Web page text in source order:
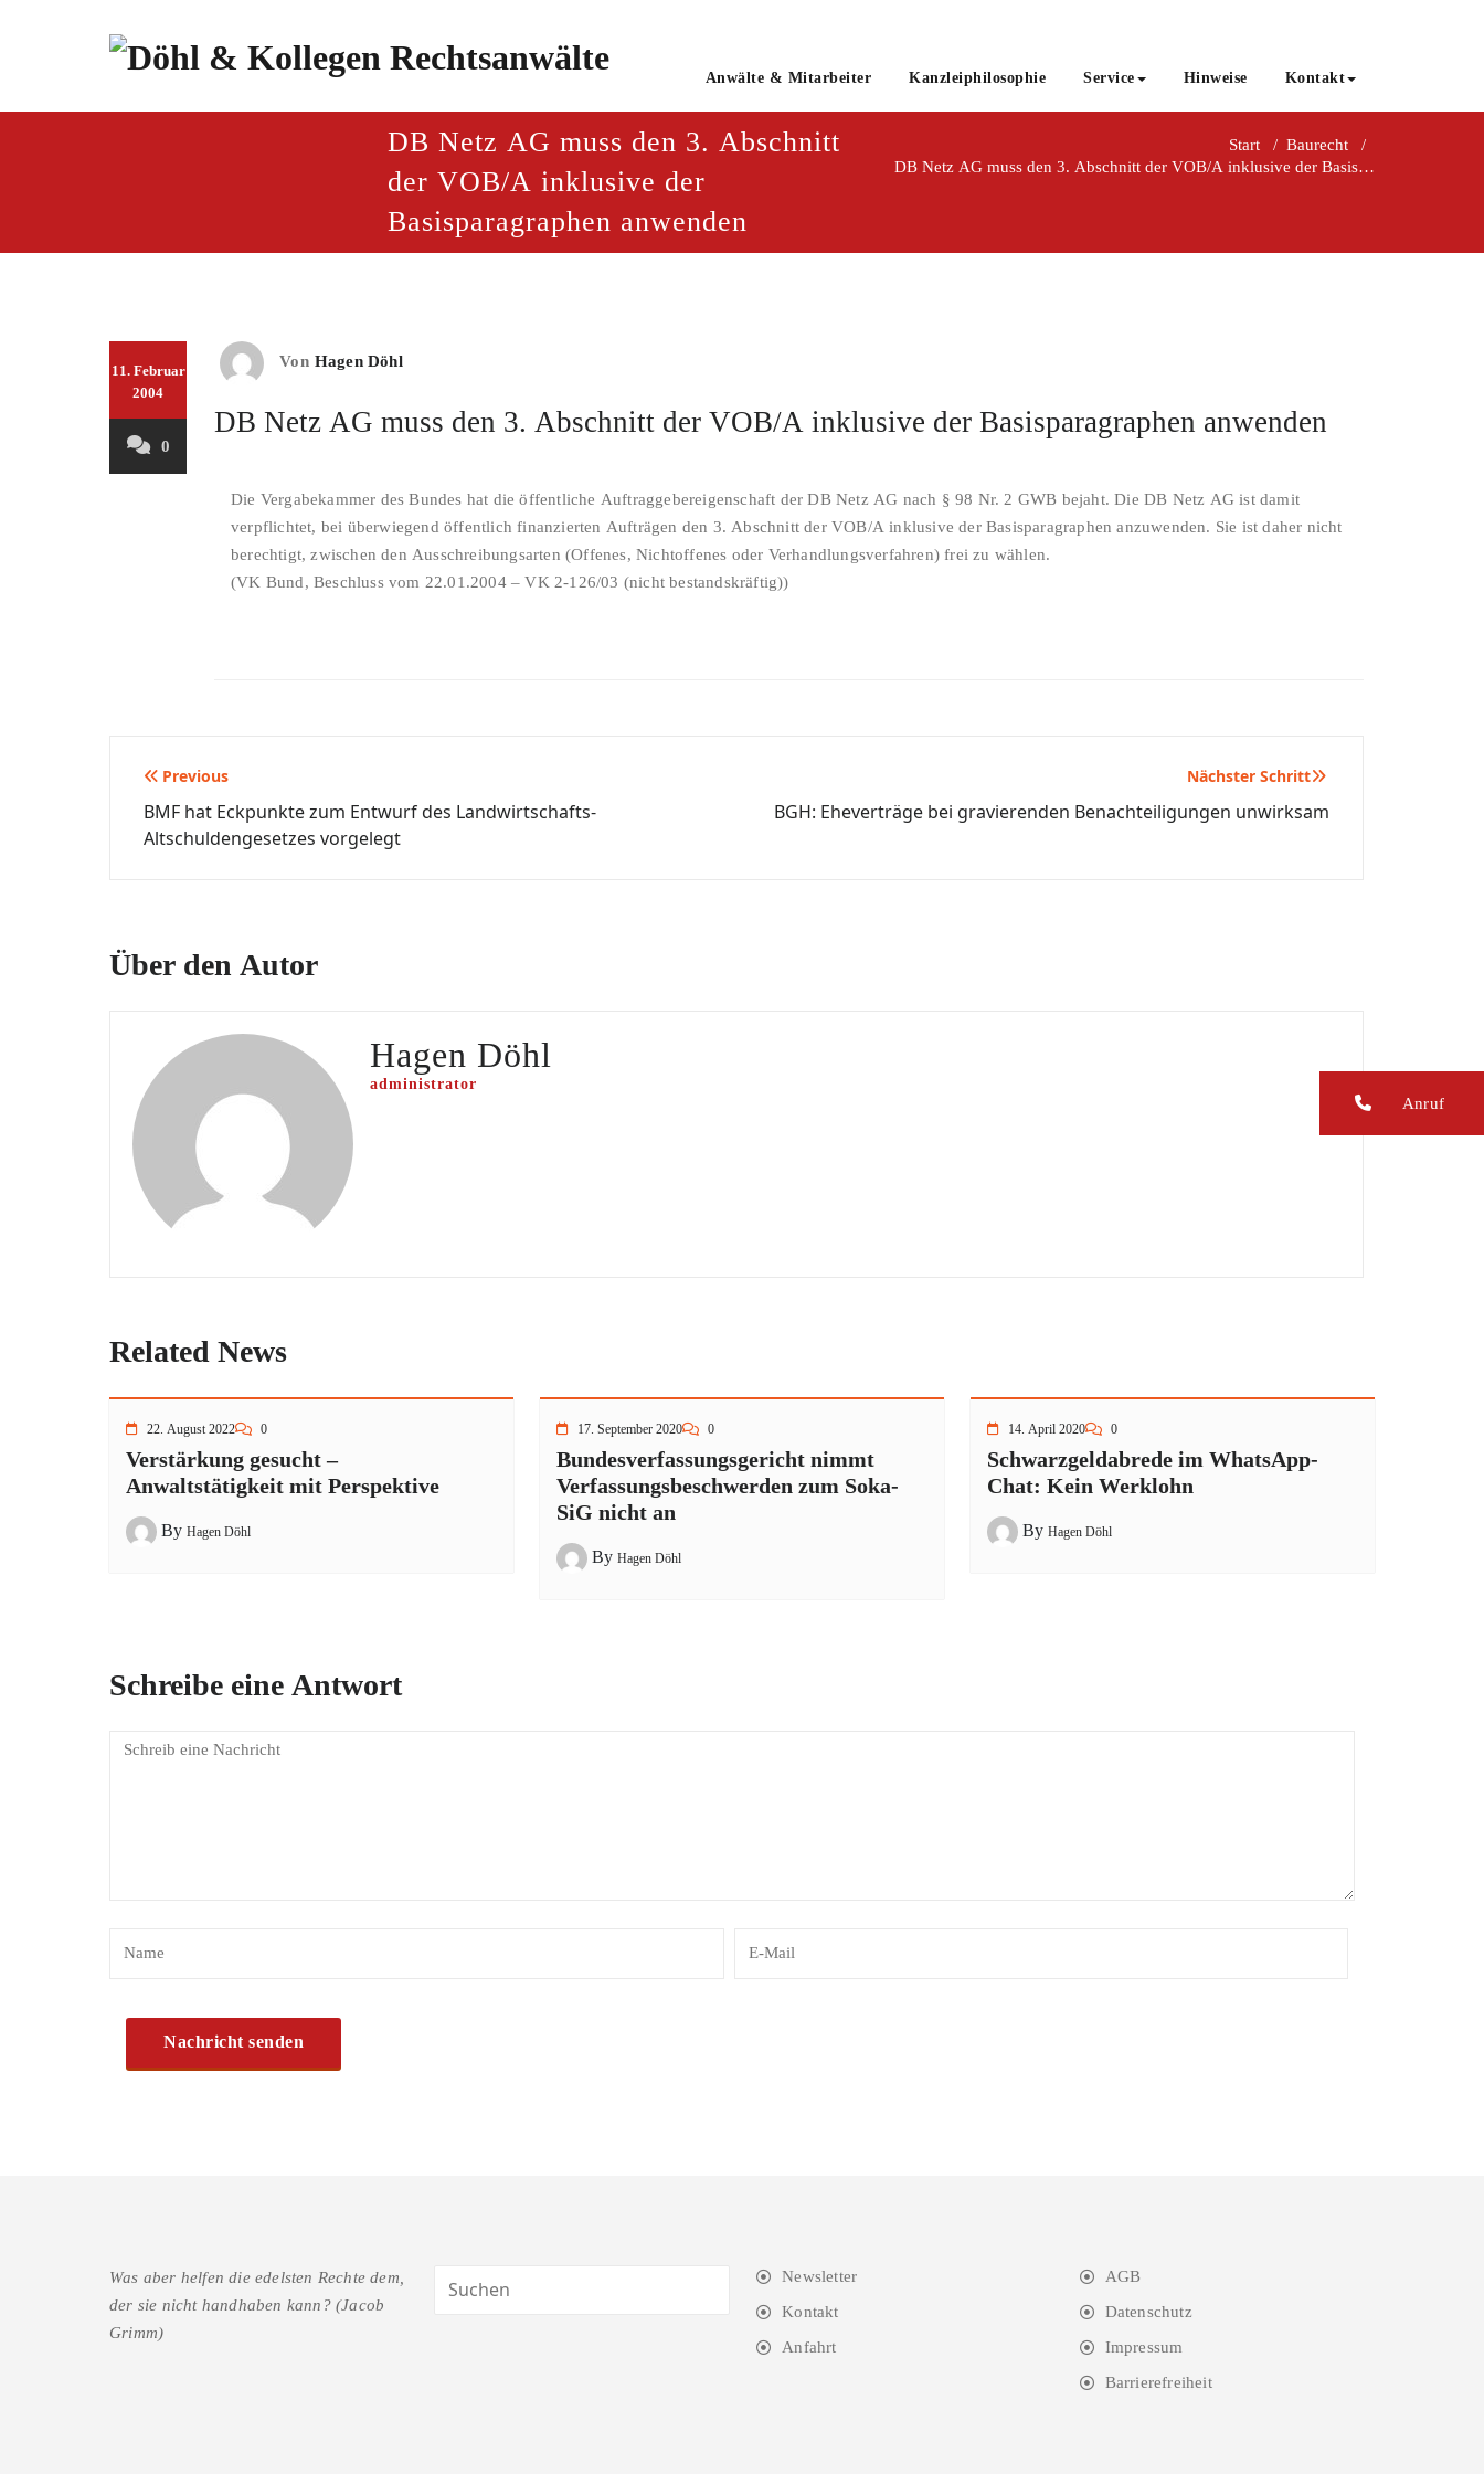
paragraf.info Anwälte & Mitarbeiter Kanzleiphilosophie Service Hinweise Kontakt
DB Netz AG muss den 3. Abschnitt
der VOB/A inklusive der
Basisparagraphen anwenden
Start / Baurecht /
DB Netz AG muss den 3. Abschnitt der VOB/A inklusive der Basisparagraphen
11. Februar
2004
0
Von Hagen Döhl
DB Netz AG muss den 3. Abschnitt der VOB/A inklusive der Basisparagraphen anwenden
Die Vergabekammer des Bundes hat die öffentliche Auftraggebereigenschaft der DB Netz AG nach § 98 Nr. 2 GWB bejaht. Die DB Netz AG ist damit
verpflichtet, bei überwiegend öffentlich finanzierten Aufträgen den 3. Abschnitt der VOB/A inklusive der Basisparagraphen anzuwenden. Sie ist daher nicht
berechtigt, zwischen den Ausschreibungsarten (Offenes, Nichtoffenes oder Verhandlungsverfahren) frei zu wählen.
(VK Bund, Beschluss vom 22.01.2004 – VK 2-126/03 (nicht bestandskräftig))
Beitragsnavigation
Previous
BMF hat Eckpunkte zum Entwurf des Landwirtschafts-
Altschuldengesetzes vorgelegt
Nächster Schritt
BGH: Eheverträge bei gravierenden Benachteiligungen unwirksam
Über den Autor
Hagen Döhl
administrator
Related News
22. August 2022 0
Verstärkung gesucht –
Anwaltstätigkeit mit Perspektive
By Hagen Döhl
17. September 2020 0
Bundesverfassungsgericht nimmt
Verfassungsbeschwerden zum Soka-
SiG nicht an
By Hagen Döhl
14. April 2020 0
Schwarzgeldabrede im WhatsApp-
Chat: Kein Werklohn
By Hagen Döhl
Schreibe eine Antwort
Was aber helfen die edelsten Rechte dem,
der sie nicht handhaben kann? (Jacob
Grimm)
Newsletter
Kontakt
Anfahrt
AGB
Datenschutz
Impressum
Barrierefreiheit
Anruf